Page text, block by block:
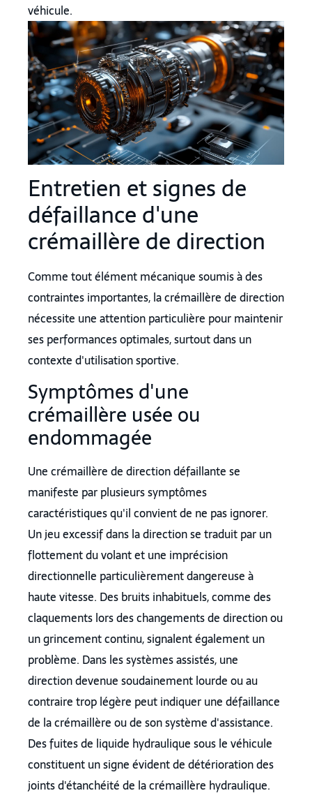
véhicule.
Entretien et signes de
défaillance d'une
crémaillère de direction
Comme tout élément mécanique soumis à des
contraintes importantes, la crémaillère de direction
nécessite une attention particulière pour maintenir
ses performances optimales, surtout dans un
contexte d'utilisation sportive.
Symptômes d'une
crémaillère usée ou
endommagée
Une crémaillère de direction défaillante se
manifeste par plusieurs symptômes
caractéristiques qu'il convient de ne pas ignorer.
Un jeu excessif dans la direction se traduit par un
flottement du volant et une imprécision
directionnelle particulièrement dangereuse à
haute vitesse. Des bruits inhabituels, comme des
claquements lors des changements de direction ou
un grincement continu, signalent également un
problème. Dans les systèmes assistés, une
direction devenue soudainement lourde ou au
contraire trop légère peut indiquer une défaillance
de la crémaillère ou de son système d'assistance.
Des fuites de liquide hydraulique sous le véhicule
constituent un signe évident de détérioration des
joints d'étanchéité de la crémaillère hydraulique.